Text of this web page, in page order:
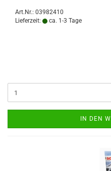
Art.Nr.: 03982410
Lieferzeit:
ca. 1-3 Tage
IN DEN